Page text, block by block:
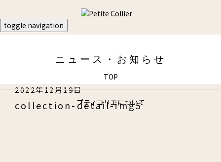
toggle navigation
TOP
プティコリエについて
ニュース・お知らせ
2022年12月19日
collection-detail-img5